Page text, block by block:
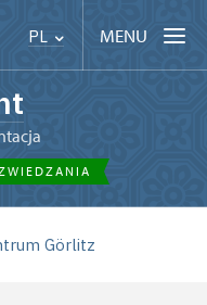
PL MENU
Görlitz